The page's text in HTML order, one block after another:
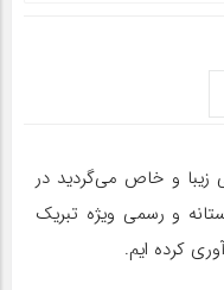
زیبا و خاص می‌گردید در
و رسمی ویژه تبریک
کرده ایم.